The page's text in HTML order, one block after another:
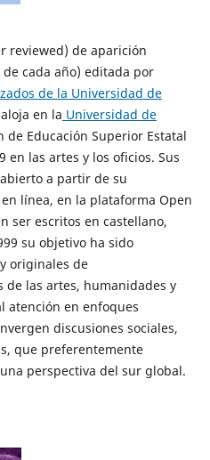
reviewed) de aparición
cada año) editada por
de la Universidad de
en la Universidad de
de Educación Superior Estatal
en las artes y los oficios. Sus
a partir de su
línea, en la plataforma Open
ser escritos en castellano,
su objetivo ha sido
originales de
de las artes, humanidades y
atención en enfoques
discusiones sociales,
que preferentemente
perspectiva del sur global.